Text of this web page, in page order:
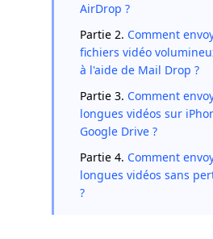
AirDrop ?
Partie 2. Comment
fichiers vidéo
à l'aide de Mail Drop ?
Partie 3. Comment
longues vidéos sur
Google Drive ?
Partie 4. Comment
longues vidéos sans
?